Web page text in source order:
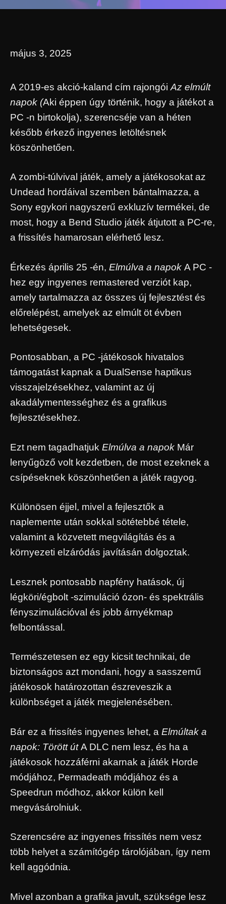
május 3, 2025
A 2019-es akció-kaland cím rajongói Az elmúlt
napok (Aki éppen úgy történik, hogy a játékot a
PC -n birtokolja), szerencséje van a héten
később érkező ingyenes letöltésnek
köszönhetően.
A zombi-túlvival játék, amely a játékosokat az
Undead hordáival szemben bántalmazza, a
Sony egykori nagyszerű exkluzív termékei, de
most, hogy a Bend Studio játék átjutott a PC-re,
a frissítés hamarosan elérhető lesz.
Érkezés április 25 -én, Elmúlva a napok A PC -
hez egy ingyenes remastered verziót kap,
amely tartalmazza az összes új fejlesztést és
előrelépést, amelyek az elmúlt öt évben
lehetségesek.
Pontosabban, a PC -játékosok hivatalos
támogatást kapnak a DualSense haptikus
visszajelzésekhez, valamint az új
akadálymentességhez és a grafikus
fejlesztésekhez.
Ezt nem tagadhatjuk Elmúlva a napok Már
lenyűgöző volt kezdetben, de most ezeknek a
csípéseknek köszönhetően a játék ragyog.
Különösen éjjel, mivel a fejlesztők a
naplemente után sokkal sötétebbé tétele,
valamint a közvetett megvilágítás és a
környezeti elzáródás javításán dolgoztak.
Lesznek pontosabb napfény hatások, új
légköri/égbolt -szimuláció ózon- és spektrális
fényszimulációval és jobb árnyékmap
felbontással.
Természetesen ez egy kicsit technikai, de
biztonságos azt mondani, hogy a sasszemű
játékosok határozottan észreveszik a
különbséget a játék megjelenésében.
Bár ez a frissítés ingyenes lehet, a Elmúltak a
napok: Törött útA DLC nem lesz, és ha a
játékosok hozzáférni akarnak a játék Horde
módjához, Permadeath módjához és a
Speedrun módhoz, akkor külön kell
megvásárolniuk.
Szerencsére az ingyenes frissítés nem vesz
több helyet a számítógép tárolójában, így nem
kell aggódnia.
Mivel azonban a grafika javult, szüksége lesz